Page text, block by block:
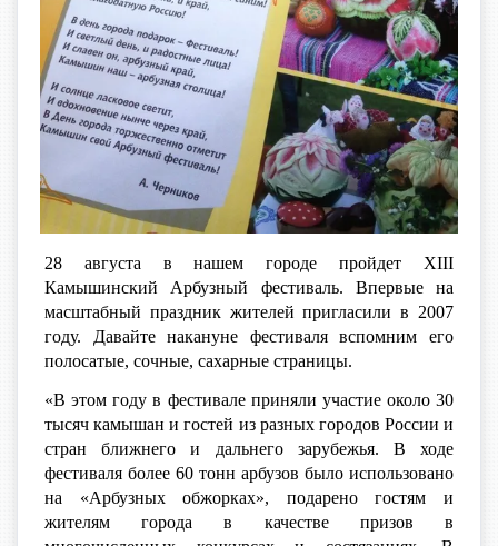
28 августа в нашем городе пройдет XIII
Камышинский Арбузный фестиваль. Впервые на
масштабный праздник жителей пригласили в 2007
году. Давайте накануне фестиваля вспомним его
полосатые, сочные, сахарные страницы.
«В этом году в фестивале приняли участие около 30
тысяч камышан и гостей из разных городов России и
стран ближнего и дальнего зарубежья. В ходе
фестиваля более 60 тонн арбузов было использовано
на «Арбузных обжорках», подарено гостям и
жителям города в качестве призов в